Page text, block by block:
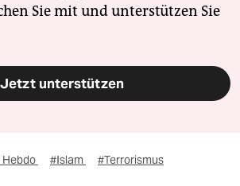
Sie mit und unterstützen Sie
Jetzt unterstützen
#Islam #Terrorismus